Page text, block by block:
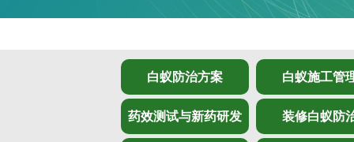
白蚁防治方案 白蚁施工管
药效测试与新药研发 装修白蚁防